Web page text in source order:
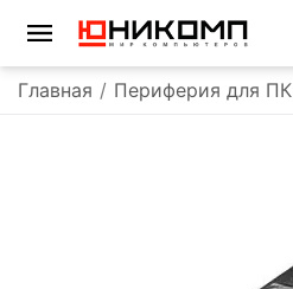
Главная / Периферия для ПК